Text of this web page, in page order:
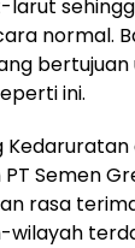
normal.
ini.
Semen
rasa
wilayah